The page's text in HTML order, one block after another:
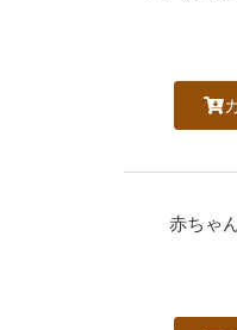
赤ちゃ